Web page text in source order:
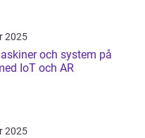
2025
och system på
IoT och AR
2025